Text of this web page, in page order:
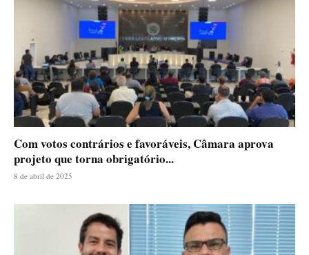
Com votos contrários e favoráveis, Câmara aprova
projeto que torna obrigatório...
8 de abril de 2025